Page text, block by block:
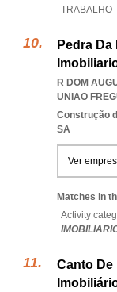
TRABALHO
Pedra
R DOM
UNIAO
Construção
SA
Ver
Matches in
Activity
Canto De